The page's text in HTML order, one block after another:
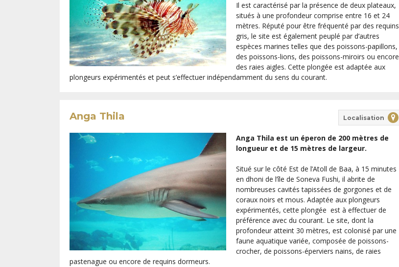
Il est caractérisé par la présence de deux plateaux,
situés à une profondeur comprise entre 16 et 24
mètres. Réputé pour être fréquenté par des requins
gris, le site est également peuplé par d’autres
espèces marines telles que des poissons-papillons,
des poissons-lions, des poissons-miroirs ou encore
des raies aigles. Cette plongée est adaptée aux
plongeurs expérimentés et peut s’effectuer indépendamment du sens du courant.
Anga Thila Localisation
Anga Thila est un éperon de 200 mètres de
longueur et de 15 mètres de largeur.
Situé sur le côté Est de l’Atoll de Baa, à 15 minutes
en dhoni de l’île de Soneva Fushi, il abrite de
nombreuses cavités tapissées de gorgones et de
coraux noirs et mous. Adaptée aux plongeurs
expérimentés, cette plongée est à effectuer de
préférence avec du courant. Le site, dont la
profondeur atteint 30 mètres, est colonisé par une
faune aquatique variée, composée de poissons-
crocher, de poissons-éperviers nains, de raies
pastenague ou encore de requins dormeurs.